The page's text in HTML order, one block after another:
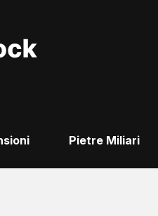
Pietre Miliari